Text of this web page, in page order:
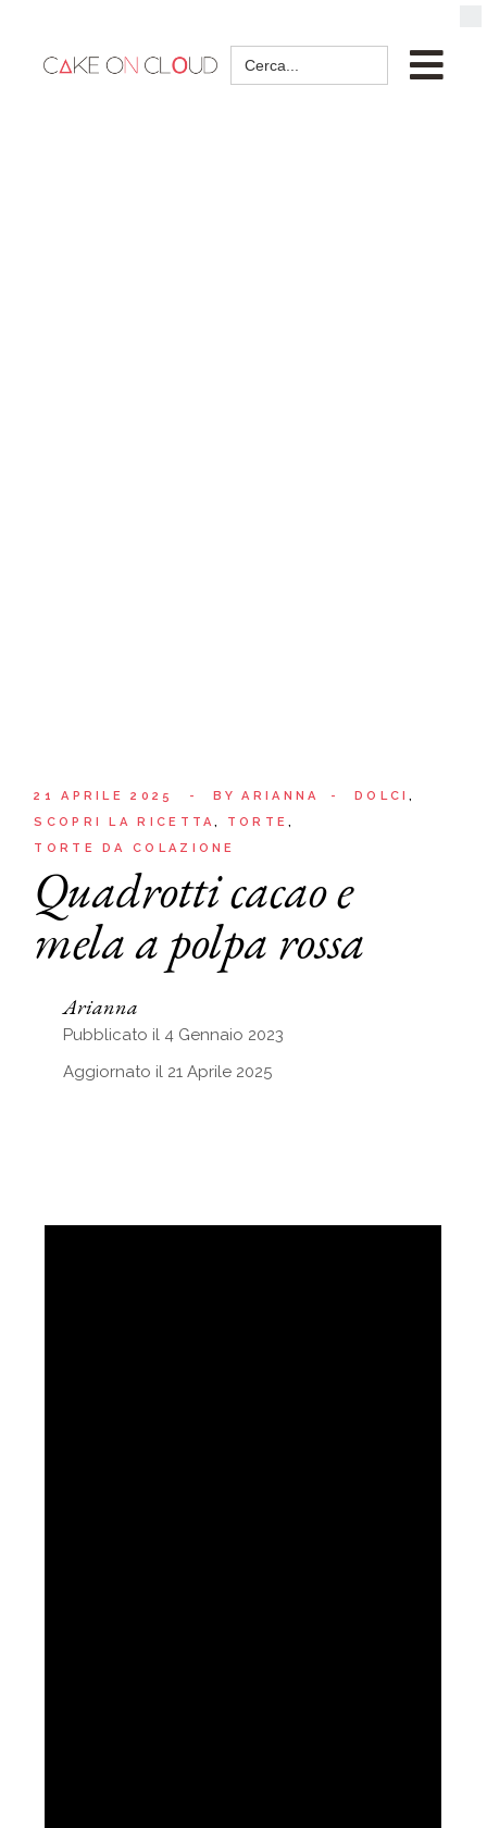
Search
for:
21 APRILE 2025 BY ARIANNA
DOLCI
SCOPRI LA RICETTA
TORTE
TORTE DA COLAZIONE
Quadrotti cacao e
mela a polpa rossa
Arianna
Pubblicato il 4 Gennaio 2023
Aggiornato il 21 Aprile 2025